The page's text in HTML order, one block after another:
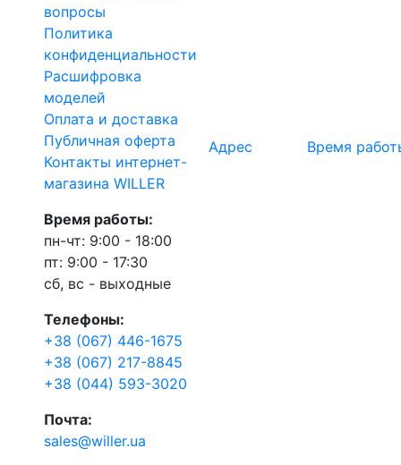
вопросы
Политика
конфиденциальности
Расшифровка
моделей
Оплата и доставка
Публичная оферта
Контакты интернет-
магазина WILLER
Время работы:
пн-чт: 9:00 - 18:00
пт: 9:00 - 17:30
сб, вс - выходные
Телефоны:
+38 (067) 446-1675
+38 (067) 217-8845
+38 (044) 593-3020
Почта:
sales@willer.ua
Адрес Время